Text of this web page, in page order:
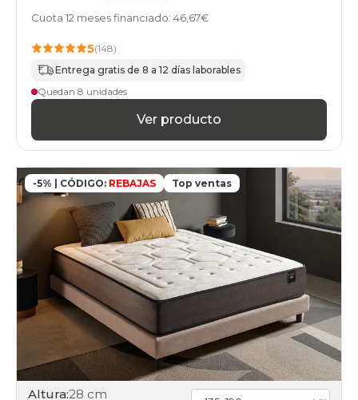
Cuota 12 meses financiado: 46,67€
5(148)
Entrega gratis de 8 a 12 días laborables
Quedan 8 unidades
Ver producto
-5% | CÓDIGO: REBAJAS Top ventas
Altura:28 cm